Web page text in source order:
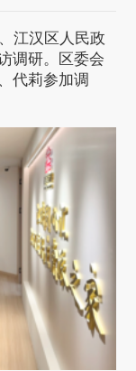
江汉区人民政
调研。区委会
代莉参加调